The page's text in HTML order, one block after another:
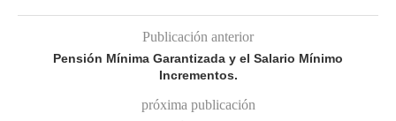
Publicación anterior
Pensión Mínima Garantizada y el Salario Mínimo
Incrementos.
próxima publicación